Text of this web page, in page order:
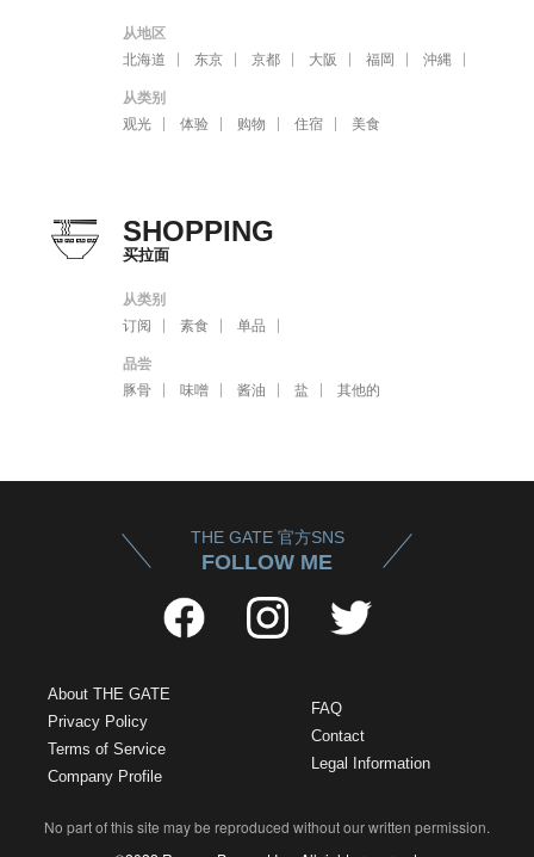
从地区
北海道
东京 京都 大阪 福岡 沖縄
从类别
观光
体验 购物 住宿 美食
SHOPPING
买拉面
从类别
订阅
素食 单品
品尝
豚骨
味噌 酱油 盐 其他的
THE GATE 官方SNS
FOLLOW ME
About THE GATE
Privacy Policy
Terms of Service
Company Profile
FAQ
Contact
Legal Information
No part of this site may be reproduced without our written permission.